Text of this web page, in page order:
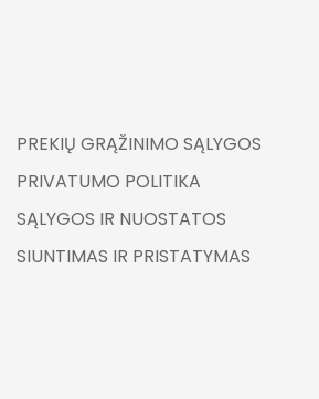
PREKIŲ GRĄŽINIMO SĄLYGOS
PRIVATUMO POLITIKA
SĄLYGOS IR NUOSTATOS
SIUNTIMAS IR PRISTATYMAS